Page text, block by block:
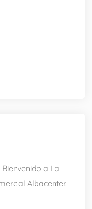
a La
Albacenter.